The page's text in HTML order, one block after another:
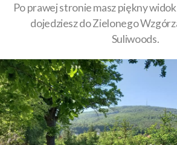
Po prawej stronie masz piękny
dojedziesz do Zielonego
Suliwoods.